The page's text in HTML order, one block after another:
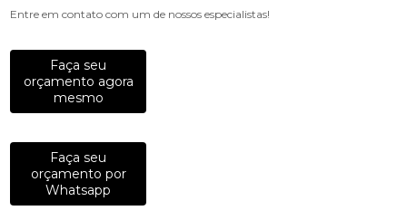
Entre em contato com um de nossos especialistas!
Faça seu
orçamento agora
mesmo
Faça seu
orçamento por
Whatsapp